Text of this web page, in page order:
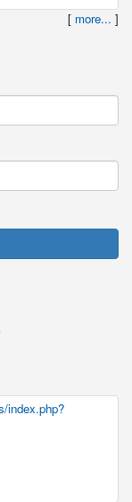
[ more... ]